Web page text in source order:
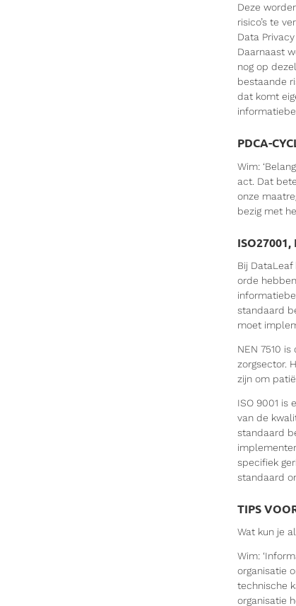
Deze
risico’s te
Data
Daarnaast
nog op
bestaande
dat komt
PDCA-
Wim:
act. Dat
onze
bezig met
ISO27001,
Bij
orde
standaard
moet
NEN 7510
zorgsector.
zijn om
ISO 9001 is
van de
standaard
specifiek
standaard
TIPS
Wat kun je
Wim:
organisatie
technische
organisatie